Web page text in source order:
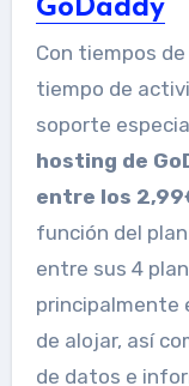
GoDaddy
Con tiempos
tiempo de
soporte
hosting de
entre los
función del
entre sus 4
principalmente
de alojar, así
de datos e